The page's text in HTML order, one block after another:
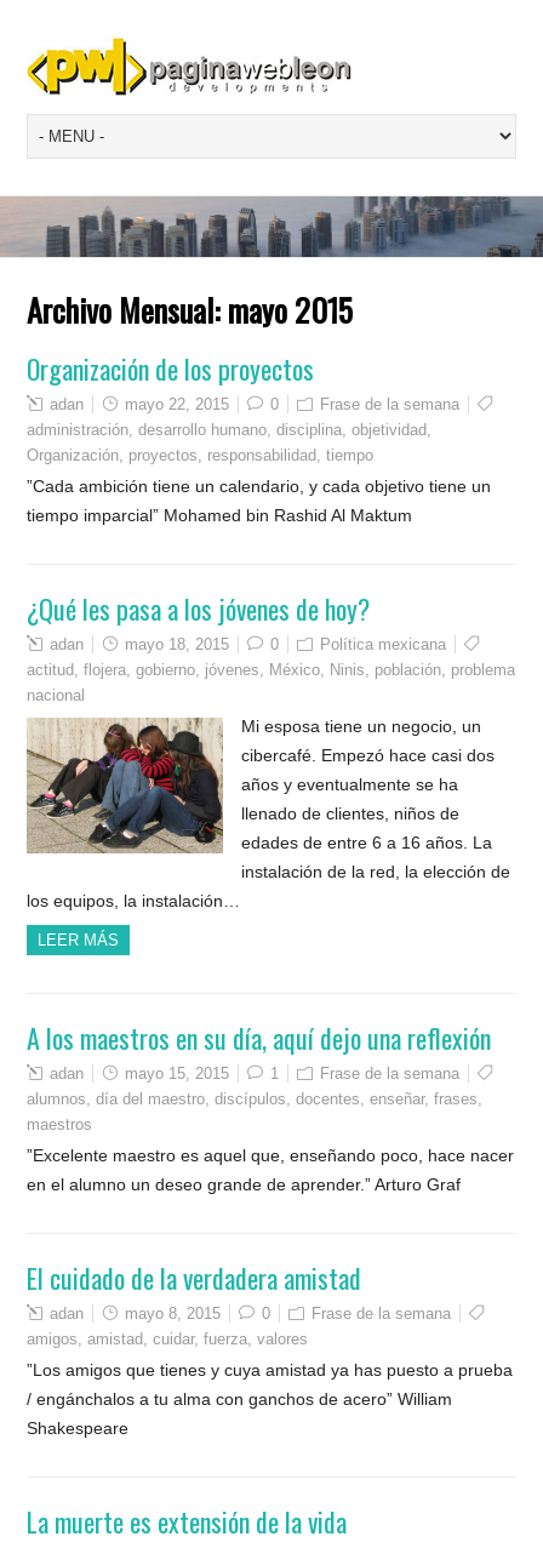
Archivo Mensual:mayo 2015
Organización de los proyectos
adan mayo 22, 2015 0
Frase de la semana
administración ,desarrollo humano ,disciplina ,objetividad
Organización proyectos responsabilidad ,tiempo
”Cada ambición tiene un calendario, y cada objetivo tiene un
tiempo imparcial” Mohamed bin Rashid Al Maktum
¿Qué les pasa a los jóvenes de hoy?
adan mayo 18, 2015 0
Política mexicana
actitud
,flojera ,gobierno jóvenes México Ninis población problema
nacional
Mi esposa tiene un negocio, un
cibercafé. Empezó hace casi dos
años y eventualmente se ha
llenado de clientes, niños de
edades de entre 6 a 16 años. La
instalación de la red, la elección de
los equipos, la instalación…
LEER MÁS
A los maestros en su día, aquí dejo una reflexión
adan mayo 15, 2015 1
Frase de la semana
alumnos ,día del maestro ,discípulos ,docentes ,enseñar,frases
maestros
”Excelente maestro es aquel que, enseñando poco, hace nacer
en el alumno un deseo grande de aprender.” Arturo Graf
El cuidado de la verdadera amistad
adan mayo 8, 2015 0
Frase de la semana
amigos ,amistad ,cuidar,fuerza ,valores
”Los amigos que tienes y cuya amistad ya has puesto a prueba
/ engánchalos a tu alma con ganchos de acero” William
Shakespeare
La muerte es extensión de la vida